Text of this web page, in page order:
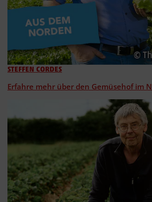
STEFFEN CORDES
Erfahre mehr über den Gemüsehof im